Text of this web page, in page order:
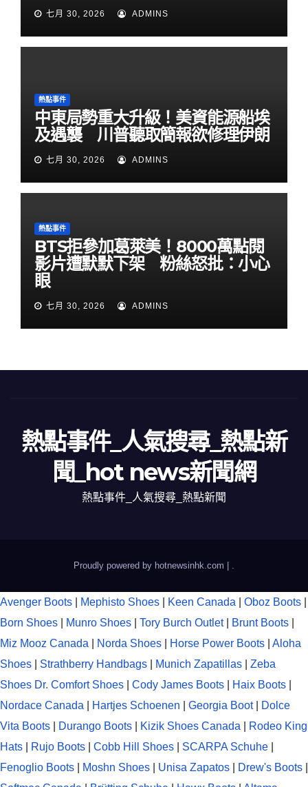
七月 30, 2026 ADMINS
熱點事件
中東局勢重大升級！美資能源船埃
及遇襲 川普聽取簡報欲修理伊朗
七月 30, 2026 ADMINS
熱點事件
BTS拒參加葛萊美！8000萬點閱
影片遭默默下架 粉絲怒批：小心
眼
七月 30, 2026 ADMINS
熱點事件_人氣搜尋_熱點新
聞_hot news新聞網
熱點事件_人氣搜尋_熱點新聞
Proudly powered by hotnewsinhk.com |
Avenger Boots Mephisto Shoes Keen Canada Oboz Boots
Born Shoes
Munro Shoes Tory Burch Outlet Brunt Boots
Miz Mooz Canada
Norda Shoes Horse Power Boots
Aloha
Shoes
Strathberry Handbags Munich Zapatillas
Zeba
Shoes Dr. Comfort Shoes Cody James Boots Haix Boots
Nordace Canada
Hartjes Schoenen Georgia Boot|
Dolce
Vita Boots
Durango Boots Kizik Shoes Canada
Rodeo King
Hats
Rujo Boots Cobb Hill Shoes SCARPA Schuhe
Fenoglio Boots
Moshn Shoes Unisa Zapatos Drew's Boots